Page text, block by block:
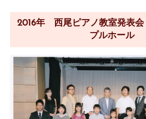
2016年 西尾ピアノ教室発表
プルホール